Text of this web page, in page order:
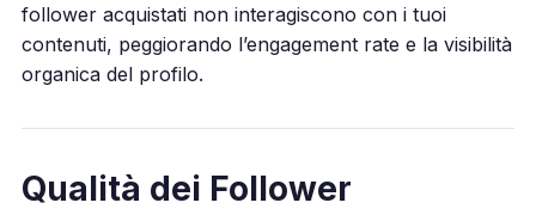
follower acquistati non interagiscono con i tuoi
contenuti, peggiorando l’engagement rate e la visibilità
organica del profilo.
Qualità dei Follower